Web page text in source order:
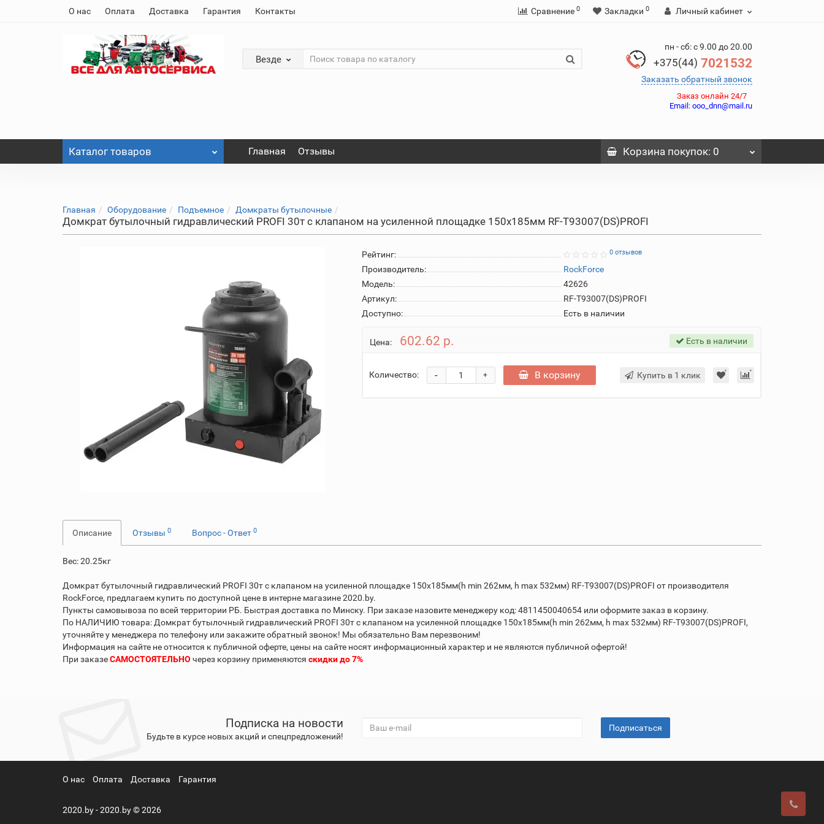
О нас Оплата Доставка Гарантия Контакты Сравнение 0 Закладки 0 Личный кабинет
Везде
пн - сб: с 9.00 до 20.00
+375(44) 7021532
Заказать обратный звонок
Заказ онлайн 24/7
Email: ooo_dnn@mail.ru
Каталог товаров Главная Отзывы Корзинапокупок: 0
Главная Оборудование Подъемное Домкраты бутылочные
Домкрат бутылочный гидравлический PROFI 30т с клапаном на усиленной площадке 150х185мм RF-T93007(DS)PROFI
Рейтинг: 0 отзывов
Производитель:
RockForce
Модель:
42626
Артикул:
RF-T93007(DS)PROFI
Доступно:
Есть в наличии
Цена: 602.62 р. Есть в наличии
Количество: +
- В корзину Купить в 1 клик
Описание Отзывы 0 Вопрос - Ответ 0
Вес: 20.25кг
Домкрат бутылочный гидравлический PROFI 30т с клапаном на усиленной площадке 150х185мм(h min 262мм, h max 532мм) RF-T93007(DS)PROFI от производителя
RockForce, предлагаем купить по доступной цене в интерне магазине 2020.by.
Пункты самовывоза по всей территории РБ. Быстрая доставка по Минску. При заказе назовите менеджеру код: 4811450040654 или оформите заказ в корзину.
По НАЛИЧИЮ товара: Домкрат бутылочный гидравлический PROFI 30т с клапаном на усиленной площадке 150х185мм(h min 262мм, h max 532мм) RF-T93007(DS)PROFI,
уточняйте у менеджера по телефону или закажите обратный звонок! Мы обязательно Вам перезвоним!
Информация на сайте не относится к публичной оферте, цены на сайте носят информационный характер и не являются публичной офертой!
При заказеСАМОСТОЯТЕЛЬНО через корзину применяются скидки до 7%
Подписка на новости
Будьте в курсе новых акций и спецпредложений!
Подписаться
О нас Оплата Доставка Гарантия
2020.by - 2020.by © 2026